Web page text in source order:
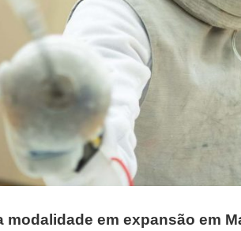
modalidade em expansão em